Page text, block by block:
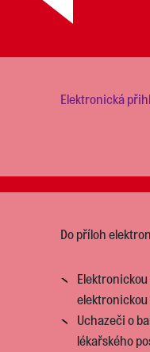
Elektronická
Do příloh
elektronickou
Uchazeči o
lékařského